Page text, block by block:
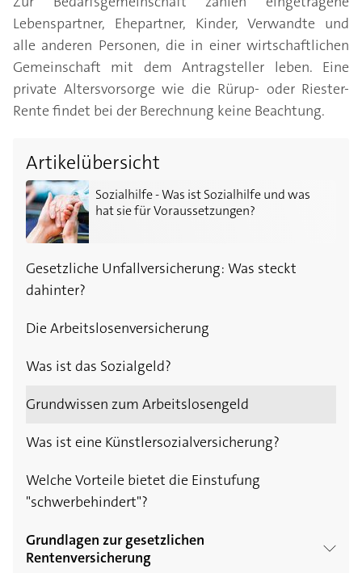
Lebenspartner, Ehepartner, Kinder, Verwandte und
alle anderen Personen, die in einer wirtschaftlichen
Gemeinschaft mit dem Antragsteller leben. Eine
private Altersvorsorge wie die Rürup- oder Riester-
Rente findet bei der Berechnung keine Beachtung.
Artikelübersicht
Sozialhilfe - Was ist Sozialhilfe und was
hat sie für Voraussetzungen?
Sozialhilfe - Was ist Sozialhilfe und was hat sie für
Gesetzliche Unfallversicherung: Was steckt
dahinter?
Die Arbeitslosenversicherung
Was ist das Sozialgeld?
Grundwissen zum Arbeitslosengeld
Was ist eine Künstlersozialversicherung?
Welche Vorteile bietet die Einstufung
"schwerbehindert"?
Grundlagen zur gesetzlichen
Rentenversicherung